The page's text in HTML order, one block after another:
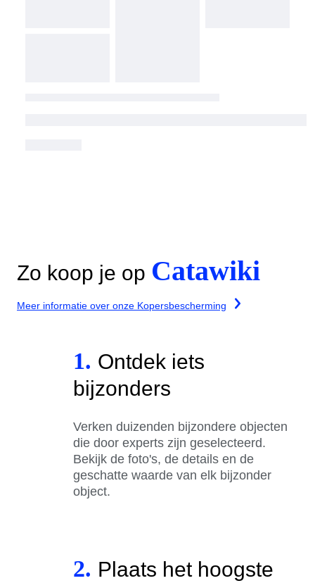
Zo koop je op Catawiki
Meer informatie over onze Kopersbescherming
1. Ontdek iets
bijzonders
Verken duizenden bijzondere objecten
die door experts zijn geselecteerd.
Bekijk de foto's, de details en de
geschatte waarde van elk bijzonder
object.
2. Plaats het hoogste